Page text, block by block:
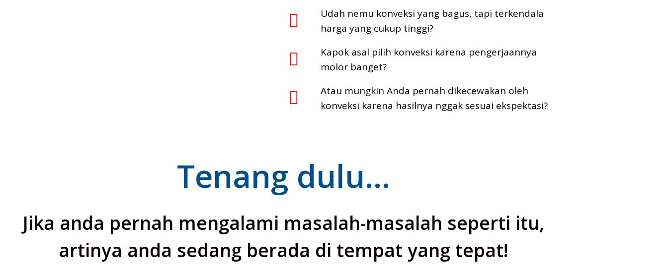
Udah nemu konveksi yang bagus, tapi terkendala
harga yang cukup tinggi?
Kapok asal pilih konveksi karena pengerjaannya
molor banget?
Atau mungkin Anda pernah dikecewakan oleh
konveksi karena hasilnya nggak sesuai ekspektasi?
Tenang dulu...
Jika anda pernah mengalami masalah-masalah seperti itu,
artinya anda sedang berada di tempat yang tepat!